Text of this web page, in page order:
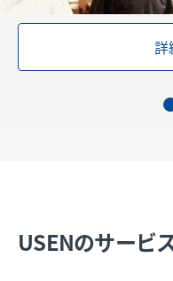
詳
USENのサービ